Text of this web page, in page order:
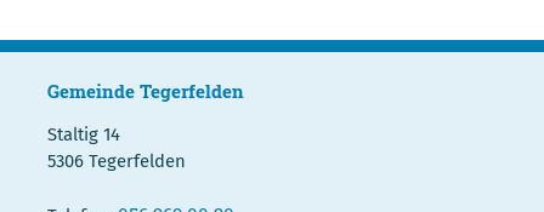
Gemeinde Tegerfelden
Staltig 14
5306 Tegerfelden